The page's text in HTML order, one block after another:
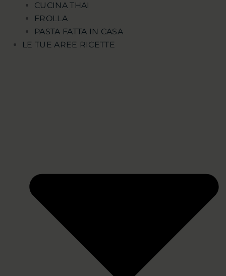
CUCINA THAI
FROLLA
PASTA FATTA IN CASA
LE TUE AREE RICETTE